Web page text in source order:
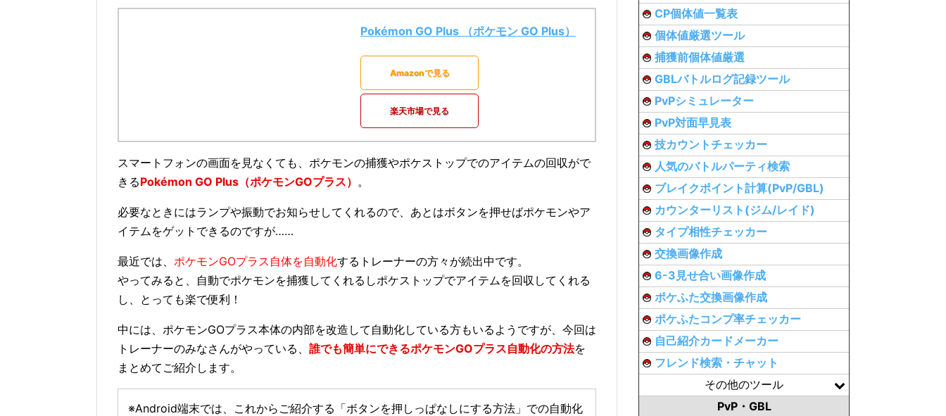
Pokémon GO Plus （ポケモン GO Plus）
Amazonで見る
楽天市場で見る
スマートフォンの画面を見なくても、ポケモンの捕獲やポケストップでのアイテムの回収がで
きるPokémon GO Plus（ポケモンGOプラス） 。
必要なときにはランプや振動でお知らせしてくれるので、あとはボタンを押せばポケモンやア
イテムをゲットできるのですが……
最近では、 ポケモンGOプラス自体を自動化するトレーナーの方々が続出中です。
やってみると、自動でポケモンを捕獲してくれるしポケストップでアイテムを回収してくれる
し、とっても楽で便利！
中には、ポケモンGOプラス本体の内部を改造して自動化している方もいるようですが、今回は
トレーナーのみなさんがやっている、 誰でも簡単にできるポケモンGOプラス自動化の方法を
まとめてご紹介します。
※Android端末では、これからご紹介する「ボタンを押しっぱなしにする方法」での自動化
CP個体値一覧表
個体値厳選ツール
捕獲前個体値厳選
GBLバトルログ記録ツール
PvPシミュレーター
PvP対面早見表
技カウントチェッカー
人気のバトルパーティ検索
ブレイクポイント計算(PvP/GBL)
カウンターリスト(ジム/レイド)
タイプ相性チェッカー
交換画像作成
6-3見せ合い画像作成
ポケふた交換画像作成
ポケふたコンプ率チェッカー
自己紹介カードメーカー
フレンド検索・チャット
その他のツール
PvP・GBL